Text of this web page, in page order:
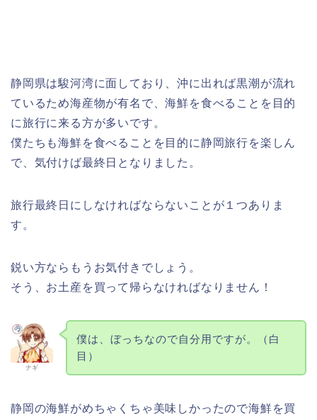
静岡県は駿河湾に面しており、沖に出れば黒潮が流れ
ているため海産物が有名で、海鮮を食べることを目的
に旅行に来る方が多いです。
僕たちも海鮮を食べることを目的に静岡旅行を楽しん
で、気付けば最終日となりました。
旅行最終日にしなければならないことが１つありま
す。
鋭い方ならもうお気付きでしょう。
そう、お土産を買って帰らなければなりません！
ナギ
僕は、ぼっちなので自分用ですが。（白
目）
静岡の海鮮がめちゃくちゃ美味しかったので海鮮を買